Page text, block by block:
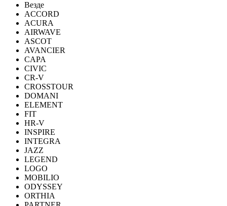
Везде
ACCORD
ACURA
AIRWAVE
ASCOT
AVANCIER
CAPA
CIVIC
CR-V
CROSSTOUR
DOMANI
ELEMENT
FIT
HR-V
INSPIRE
INTEGRA
JAZZ
LEGEND
LOGO
MOBILIO
ODYSSEY
ORTHIA